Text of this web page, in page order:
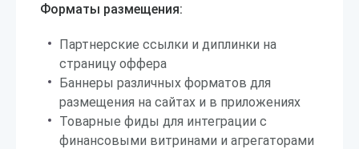
Форматы размещения:
Партнерские ссылки и диплинки на
страницу оффера
Баннеры различных форматов для
размещения на сайтах и в приложениях
Товарные фиды для интеграции с
финансовыми витринами и агрегаторами